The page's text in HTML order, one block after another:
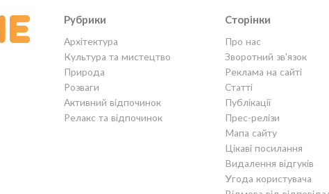
Рубрики
Архітектура
Культура та мистецтво
Природа
Розваги
Активний відпочинок
Релакс та відпочинок
Сторінки
Про нас
Зворотний зв'язок
Реклама на сайті
Статті
Публікації
Прес-релізи
Мапа сайту
Цікаві посилання
Видалення відгуків
Угода користувача